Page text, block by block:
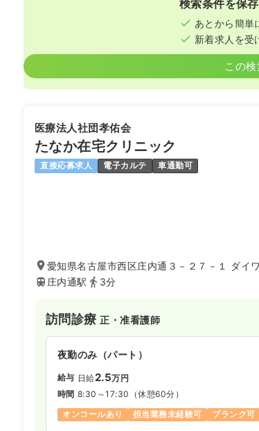
検索条件を保
あとから簡単
新着求人を受
この
医療法人社団孝佑会
たなか在宅クリニック
直接応募求人 電子カルテ 車通勤可
愛知県名古屋市西区庄内通３－２７－１ ダイ
庄内通駅
3分
訪問診療正・准看護師
夜勤のみ（パート）
給与 日給2.5万円
時間 8:30～17:30 （休憩60分）
オンコールあり
担当業務未経験可 ブランク可